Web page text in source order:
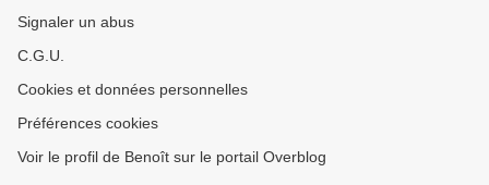
Signaler un abus
C.G.U.
Cookies et données personnelles
Préférences cookies
Voir le profil de Benoît sur le portail Overblog